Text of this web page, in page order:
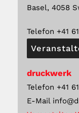
Basel, 4058
Telefon +41
druckwerk
Telefon +41
E-Mail